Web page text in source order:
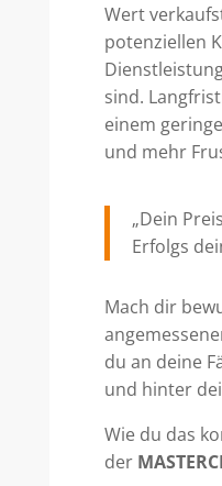
Wert
potenziellen
sind.
einem
und mehr
„Dein
Erfolgs
Mach dir
du an deine
und hinter
Wie du das
der